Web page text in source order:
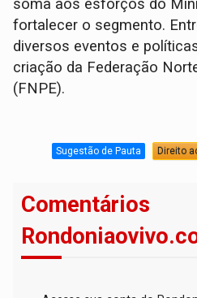
soma aos esforços do
fortalecer o segmento.
diversos eventos e
criação da Federação
(FNPE).
Sugestão de Pauta Direito
Comentários